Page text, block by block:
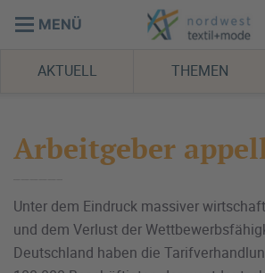
MENÜ
AKTUELL THEMEN
Arbeitgeber
Unter dem Eindruck massiver
und dem Verlust der
Deutschland haben die